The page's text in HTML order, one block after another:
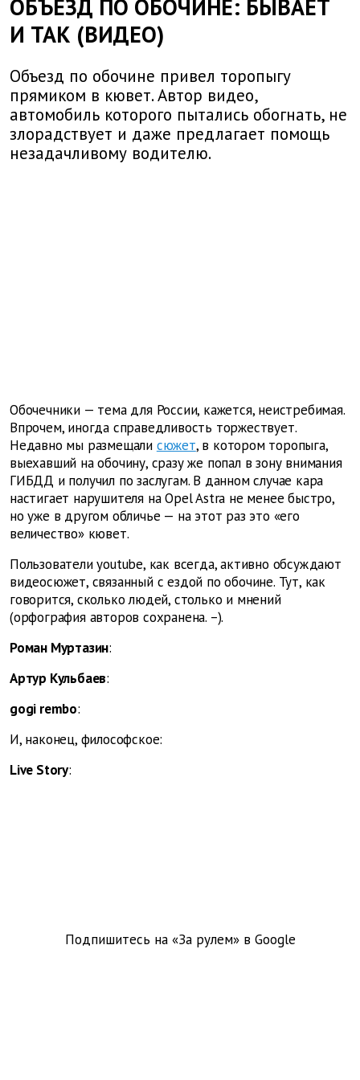
ОБЪЕЗД ПО ОБОЧИНЕ: БЫВАЕТ
И ТАК (ВИДЕО)
Объезд по обочине привел торопыгу
прямиком в кювет. Автор видео,
автомобиль которого пытались обогнать, не
злорадствует и даже предлагает помощь
незадачливому водителю.
Обочечники — тема для России, кажется, неистребимая.
Впрочем, иногда справедливость торжествует.
Недавно мы размещали сюжет, в котором торопыга,
выехавший на обочину, сразу же попал в зону внимания
ГИБДД и получил по заслугам. В данном случае кара
настигает нарушителя на Opel Astra не менее быстро,
но уже в другом обличье — на этот раз это «его
величество» кювет.
Пользователи youtube, как всегда, активно обсуждают
видеосюжет, связанный с ездой по обочине. Тут, как
говорится, сколько людей, столько и мнений
(орфография авторов сохранена. –).
Роман Муртазин:
Артур Кульбаев:
gogi rembo:
И, наконец, философское:
Live Story:
Подпишитесь на «За рулем» в Google